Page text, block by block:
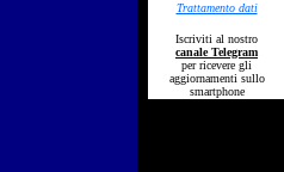
Trattamento dati
Iscriviti al nostro
canale Telegram
per ricevere gli
aggiornamenti sullo
smartphone